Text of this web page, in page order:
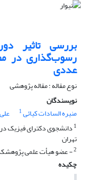
بررسی تاثیر
رسوب‌گذاری در
عددی
نوع مقاله : مقاله پژوهشی
نویسندگان
منیره السادات کیائی1
1 دانشجوی دکترای فیزیک
تهران
2- عضو هیأت علمی
چکیده